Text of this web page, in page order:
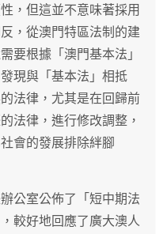
，但這並不意味著採用
，從澳門特區法制的建
要根據「澳門基本法」
現與「基本法」相抵
法律，尤其是在回歸前
法律，進行修改調整，
會的發展排除絆腳
公室公佈了「短中期法
較好地回應了廣大澳人